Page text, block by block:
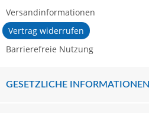
Versandinformationen
Vertrag widerrufen
Barrierefreie Nutzung
GESETZLICHE INFORMATIONEN